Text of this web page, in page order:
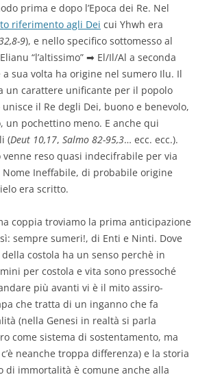
prima e dopo l’Epoca dei Re. Nel
riferimento agli Dei cui Yhwh era
9), e nello specifico sottomesso al
“l’altissimo” ➡ El/Il/Al a seconda
sua volta ha origine nel sumero Ilu. Il
un carattere unificante per il popolo
il Re degli Dei, buono e benevolo,
un pochettino meno. E anche qui
(Deut 10,17, Salmo 82-95,3… ecc. ecc.).
reso quasi indecifrabile per via
Nome Ineffabile, di probabile origine
era scritto.
coppia troviamo la prima anticipazione
sempre sumeri!, di Enti e Ninti. Dove
costola ha un senso perchè in
per costola e vita sono pressoché
più avanti vi è il mito assiro-
che tratta di un inganno che fa
(nella Genesi in realtà si parla
come sistema di sostentamento, ma
neanche troppa differenza) e la storia
di immortalità è comune anche alla